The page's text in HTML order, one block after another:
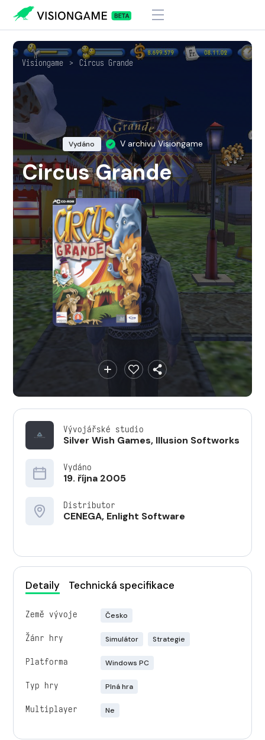
Visiongame > Circus Grande
Vydáno V archivu Visiongame
Circus Grande
Vývojářské studio
Silver Wish Games, Illusion Softworks
Vydáno
19. října 2005
Distributor
CENEGA, Enlight Software
Detaily Technická specifikace
Země vývoje Česko
Žánr hry Simulátor Strategie
Platforma Windows PC
Typ hry Plná hra
Multiplayer Ne